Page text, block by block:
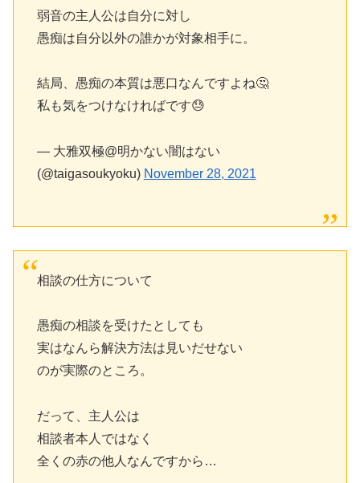
弱音の主人公は自分に対し
愚痴は自分以外の誰かが対象相手に。
結局、愚痴の本質は悪口なんですよね🤔
私も気をつけなければです😓
— 大雅双極@明かない闇はない
(@taigasoukyoku) November 28, 2021
相談の仕方について
愚痴の相談を受けたとしても
実はなんら解決方法は見いだせない
のが実際のところ。
だって、主人公は
相談者本人ではなく
全くの赤の他人なんですから…